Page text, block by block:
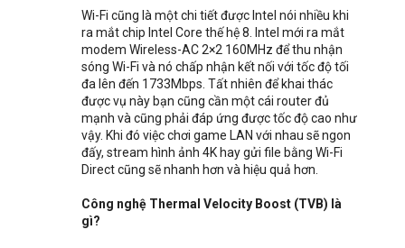
Wi-Fi cũng là một chi tiết được Intel nói nhiều khi
ra mắt chip Intel Core thế hệ 8. Intel mới ra mắt
modem Wireless-AC 2×2 160MHz để thu nhận
sóng Wi-Fi và nó chấp nhận kết nối với tốc độ tối
đa lên đến 1733Mbps. Tất nhiên để khai thác
được vụ này bạn cũng cần một cái router đủ
mạnh và cũng phải đáp ứng được tốc độ cao như
vậy. Khi đó việc chơi game LAN với nhau sẽ ngon
đấy, stream hình ảnh 4K hay gửi file bằng Wi-Fi
Direct cũng sẽ nhanh hơn và hiệu quả hơn.
Công nghệ Thermal Velocity Boost (TVB) là
gì?